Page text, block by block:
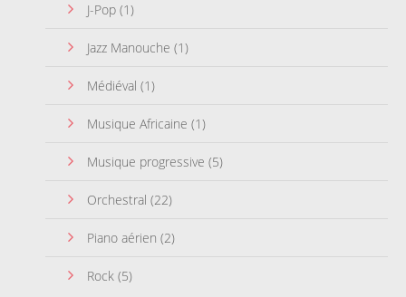
J-Pop (1)
Jazz Manouche (1)
Médiéval (1)
Musique Africaine (1)
Musique progressive (5)
Orchestral (22)
Piano aérien (2)
Rock (5)